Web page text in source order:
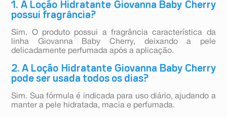
1. A Loção Hidratante Giovanna Baby Cherry
possui fragrância?
Sim. O produto possui a fragrância característica da
linha Giovanna Baby Cherry, deixando a pele
delicadamente perfumada após a aplicação.
2. A Loção Hidratante Giovanna Baby Cherry
pode ser usada todos os dias?
Sim. Sua fórmula é indicada para uso diário, ajudando a
manter a pele hidratada, macia e perfumada.